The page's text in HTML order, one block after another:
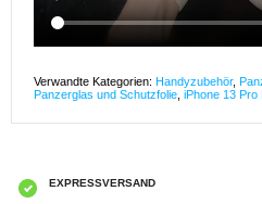
Verwandte Kategorien: Handyzubehör,
Panzerglas und Schutzfolie iPhone 13 Pro
EXPRESSVERSAND